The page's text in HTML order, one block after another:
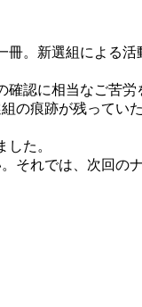
。新選組による
認に相当なご苦労
の痕跡が残っていた
た。
それでは、次回の